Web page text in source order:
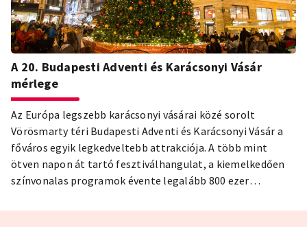
A 20. Budapesti Adventi és Karácsonyi Vásár
mérlege
Az Európa legszebb karácsonyi vásárai közé sorolt
Vörösmarty téri Budapesti Adventi és Karácsonyi Vásár a
főváros egyik legkedveltebb attrakciója. A több mint
ötven napon át tartó fesztiválhangulat, a kiemelkedően
színvonalas programok évente legalább 800 ezer
ban a 20. Budapesti Adventi és Karácsonyi Vásárt rendezte